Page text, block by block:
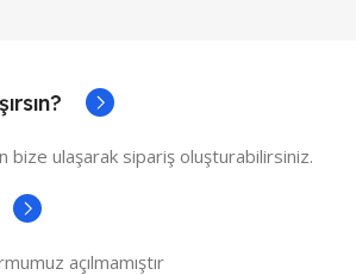
bize ulaşarak sipariş oluşturabilirsiniz.
açılmamıştır